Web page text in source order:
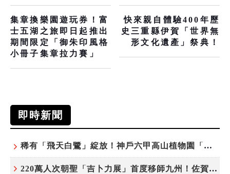
集章換樂園遊玩券！富
士五湖之旅即日起推出
期間限定「御朱印風格
小冊子集章拉力賽」
快來親自體驗400年歷
史三重縣伊賀「世界無
形文化遺產」祭典！
即時新聞
稀有「飛天白鷺」綻放！神戶六甲高山植物園「鷺草」珍貴現身
220萬人次朝聖「吉卜力展」首度移師九州！佐賀站早鳥平日套票8/10搶先開賣